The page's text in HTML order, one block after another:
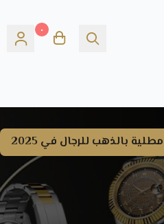
٠
بالذهب للرجال في 2025